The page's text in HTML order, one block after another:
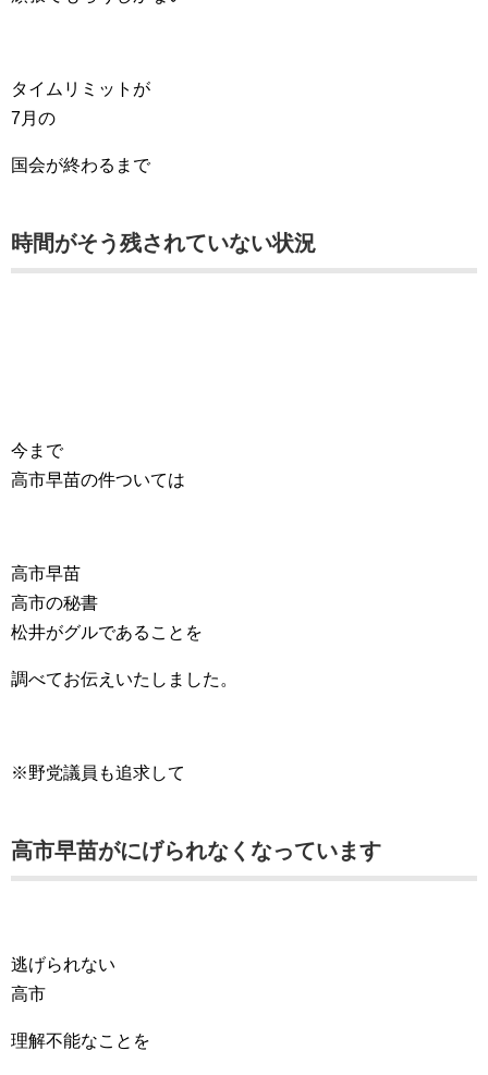
タイムリミットが
7月の
国会が終わるまで
時間がそう残されていない状況
今まで
高市早苗の件ついては
高市早苗
高市の秘書
松井がグルであることを
調べてお伝えいたしました。
※野党議員も追求して
高市早苗がにげられなくなっています
逃げられない
高市
理解不能なことを